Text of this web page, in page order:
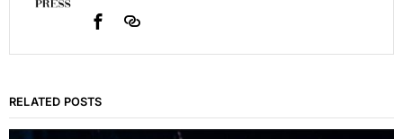
RELATED POSTS